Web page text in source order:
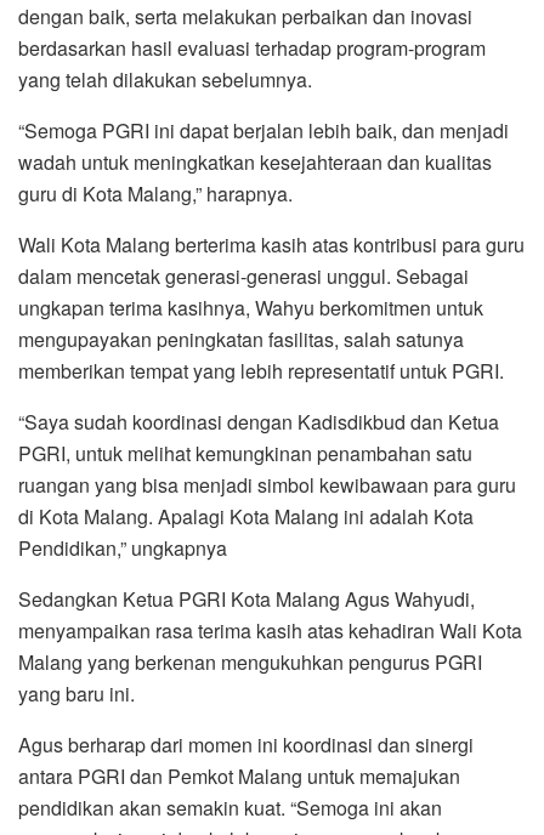
dengan baik, serta melakukan perbaikan dan inovasi
berdasarkan hasil evaluasi terhadap program-program
yang telah dilakukan sebelumnya.
“Semoga PGRI ini dapat berjalan lebih baik, dan menjadi
wadah untuk meningkatkan kesejahteraan dan kualitas
guru di Kota Malang,” harapnya.
Wali Kota Malang berterima kasih atas kontribusi para guru
dalam mencetak generasi-generasi unggul. Sebagai
ungkapan terima kasihnya, Wahyu berkomitmen untuk
mengupayakan peningkatan fasilitas, salah satunya
memberikan tempat yang lebih representatif untuk PGRI.
“Saya sudah koordinasi dengan Kadisdikbud dan Ketua
PGRI, untuk melihat kemungkinan penambahan satu
ruangan yang bisa menjadi simbol kewibawaan para guru
di Kota Malang. Apalagi Kota Malang ini adalah Kota
Pendidikan,” ungkapnya
Sedangkan Ketua PGRI Kota Malang Agus Wahyudi,
menyampaikan rasa terima kasih atas kehadiran Wali Kota
Malang yang berkenan mengukuhkan pengurus PGRI
yang baru ini.
Agus berharap dari momen ini koordinasi dan sinergi
antara PGRI dan Pemkot Malang untuk memajukan
pendidikan akan semakin kuat. “Semoga ini akan